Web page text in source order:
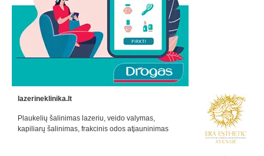
lazerineklinika.lt
Plaukelių šalinimas lazeriu, veido valymas,
kapiliarų šalinimas, frakcinis odos atjauninimas